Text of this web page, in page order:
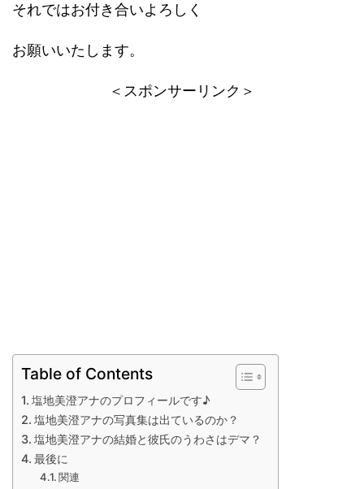
それではお付き合いよろしく
お願いいたします。
＜スポンサーリンク＞
Table of Contents
塩地美澄アナのプロフィールです♪
塩地美澄アナの写真集は出ているのか？
塩地美澄アナの結婚と彼氏のうわさはデマ？
最後に
関連